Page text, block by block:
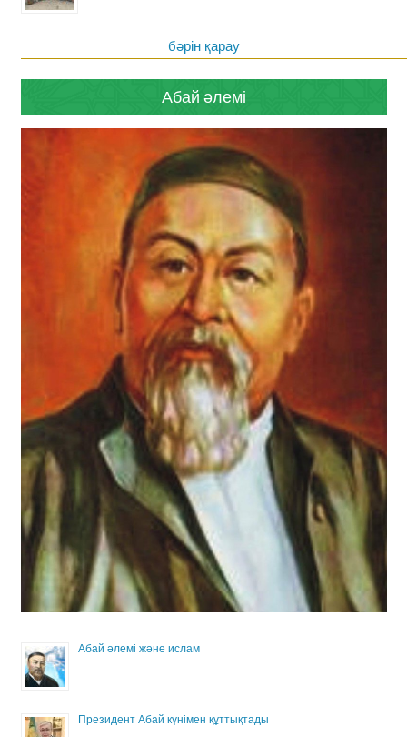
бәрін қарау
Абай әлемі
Абай әлемі және ислам
Президент Абай күнімен құттықтады